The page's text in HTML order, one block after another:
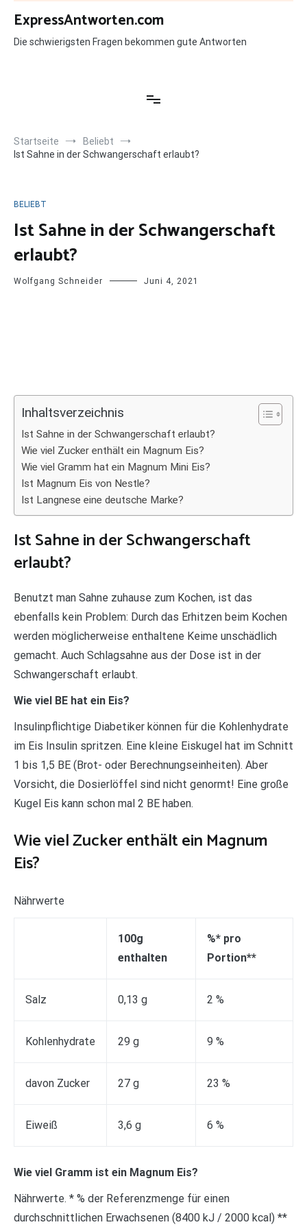
Zum
Inhalt
springen
ExpressAntworten.com
Die schwierigsten Fragen bekommen gute Antworten
Startseite
Beliebt
Ist Sahne in der Schwangerschaft erlaubt?
BELIEBT
Ist Sahne in der Schwangerschaft
erlaubt?
Wolfgang Schneider Juni 4, 2021
Inhaltsverzeichnis
Ist Sahne in der Schwangerschaft erlaubt?
Wie viel Zucker enthält ein Magnum Eis?
Wie viel Gramm hat ein Magnum Mini Eis?
Ist Magnum Eis von Nestle?
Ist Langnese eine deutsche Marke?
Ist Sahne in der Schwangerschaft
erlaubt?
Benutzt man Sahne zuhause zum Kochen, ist das
ebenfalls kein Problem: Durch das Erhitzen beim Kochen
werden möglicherweise enthaltene Keime unschädlich
gemacht. Auch Schlagsahne aus der Dose ist in der
Schwangerschaft erlaubt.
Wie viel BE hat ein Eis?
Insulinpflichtige Diabetiker können für die Kohlenhydrate
im Eis Insulin spritzen. Eine kleine Eiskugel hat im Schnitt
1 bis 1,5 BE (Brot- oder Berechnungseinheiten). Aber
Vorsicht, die Dosierlöffel sind nicht genormt! Eine große
Kugel Eis kann schon mal 2 BE haben.
Wie viel Zucker enthält ein Magnum
Eis?
Nährwerte
100g
enthalten
%* pro
Portion**
Salz 0,13 g 2 %
Kohlenhydrate 29 g 9 %
davon Zucker 27 g 23 %
Eiweiß 3,6 g 6 %
Wie viel Gramm ist ein Magnum Eis?
Nährwerte. * % der Referenzmenge für einen
durchschnittlichen Erwachsenen (8400 kJ / 2000 kcal) **